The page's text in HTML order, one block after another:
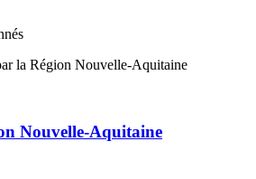
Nouvelle-Aquitaine